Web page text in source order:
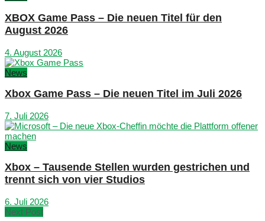
XBOX Game Pass – Die neuen Titel für den
August 2026
4. August 2026
News
Xbox Game Pass – Die neuen Titel im Juli 2026
7. Juli 2026
News
Xbox – Tausende Stellen wurden gestrichen und
trennt sich von vier Studios
6. Juli 2026
Next Post